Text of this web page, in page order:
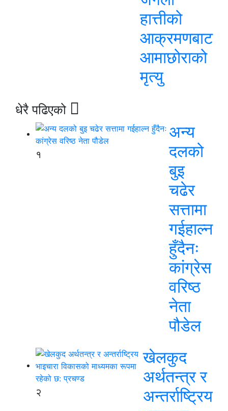
हात्तीको
आक्रमणबाट
आमाछोराको
मृत्यु
धेरै पढिएको
१
अन्य
दलको
बुइ
चढेर
सत्तामा
गईहाल्न
हुँदैनः
कांग्रेस
वरिष्ठ
नेता
पौडेल
२
खेलकुद
अर्थतन्त्र र
अन्तर्राष्ट्रिय